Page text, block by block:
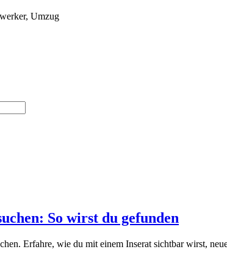
Umzug
So wirst du gefunden
Erfahre, wie du mit einem Inserat sichtbar wirst,